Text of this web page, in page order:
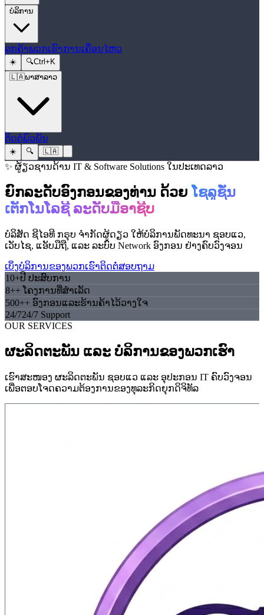
ບໍລິການ
ລູກຄ້າພວກເຮົາການເຄື່ອນໄຫວ
☀️ 🔍Ctrl+K
🇱🇦ພາສາລາວ
ຕິດຕໍ່ພົວພັນ
☀️ 🔍 🇱🇦
✨ ຜູ້່ຽວຊານດ້ານ IT & Software Solutions ໃນປະເທດລາວ
ຍົກລະດັບອົງກອນຂອງທ່ານ ດ້ວຍ ໂຊລູຊັ່ນ
ເຕັກໂນໂລຊີ ລະດັບມືອາຊີບ
ບໍລິສັດ ຊີໄອທີ ກຣຸບ ຈຳກັດຜູ້ດຽວ ໃຫ້ບໍລິການພັດທະນາ ຊອບແວ,
ເວັບໄຊ, ແອັບມືຖື, ແລະ ລະບົບ Network ອົງກອນ ຢ່າງຄົບວົງຈອນ
ເບິ່ງບໍລິການຂອງພວກເຮົາຕິດຕໍ່ສອບຖາມ
10+ປີ ປະສົບການ
8++ ໂຄງການທີ່ສໍາເລັດ
500++ ອົງກອນແລະຮ້ານຄ້າໄວ້ວາງໃຈ
24/724/7 Support
OUR SERVICES
ຜະລິດຕະພັນ ແລະ ບໍລິການຂອງພວກເຮົາ
ເຮົາສະໜອງ ຜະລິດຕະພັນ ຊອບແວ ແລະ ອຸປະກອນ IT ຄົບວົງຈອນ
ເພື່ອຕອບໂຈດຄວາມຕ້ອງການຂອງທຸລະກິດຍຸກດິຈິທັລ